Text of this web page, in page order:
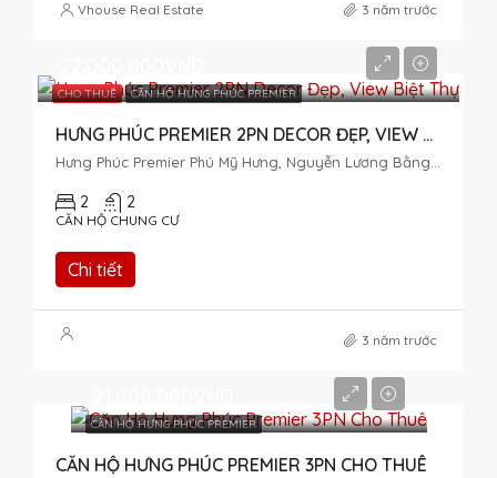
Vhouse Real Estate 3 năm trước
CHO THUÊ CĂN HỘ HƯNG PHÚC PREMIER
HƯNG PHÚC PREMIER 2PN DECOR ĐẸP, VIEW BIỆT THỰ
2 2
CĂN HỘ CHUNG CƯ
Chi tiết
3 năm trước
CĂN HỘ HƯNG PHÚC PREMIER
CĂN HỘ HƯNG PHÚC PREMIER 3PN CHO THUÊ